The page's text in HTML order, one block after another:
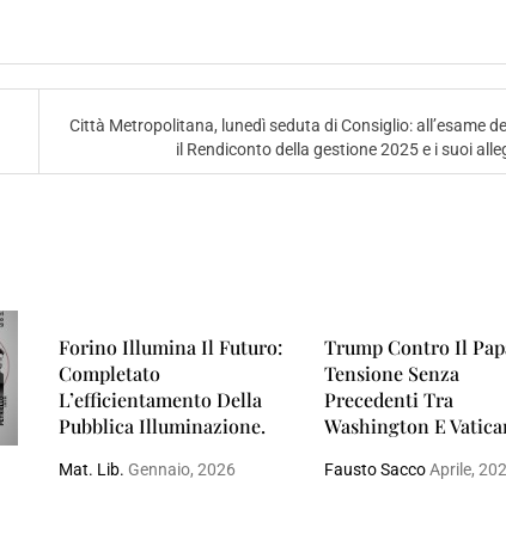
Città Metropolitana, lunedì seduta di Consiglio: all’esame
il Rendiconto della gestione 2025 e i suoi
Forino Illumina Il Futuro:
Completato
L’efficientamento Della
Pubblica Illuminazione.
Mat. Lib. Gennaio, 2026
Trump Contro Il
Tensione Senza
Precedenti Tra
Washington E
Fausto SaccoAprile,